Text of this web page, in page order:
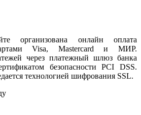
организована онлайн оплата
Visa, Mastercard и МИР.
через платежный шлюз банка
безопасности PCI DSS.
технологией шифрования SSL.